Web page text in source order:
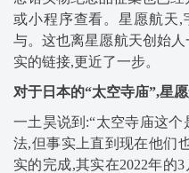
或小程序查看。星愿航天,
与。这也离星愿航天创始
实的链接,更近了一步。
对于日本的“太空寺庙”,星
一土昊说到:“太空寺庙这个
法,但事实上直到现在他们
实的完成,其实在2022年的